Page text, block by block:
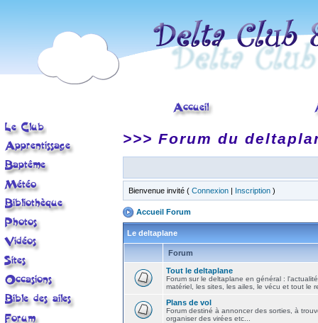
>>> Forum du
Bienvenue invité ( Connexion | Inscription )
Accueil Forum
Le deltaplane
Forum
Tout le deltaplane
Forum sur le deltaplane en général :
matériel, les sites, les ailes, le vécu et tout le
Plans de vol
Forum destiné à annoncer des sorties, à
organiser des virées etc...